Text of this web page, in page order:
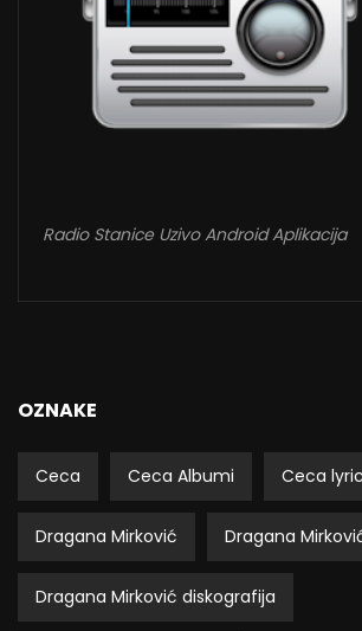
Radio Stanice Uzivo Android Aplikacija
OZNAKE
Ceca Ceca Albumi Ceca
Dragana Mirković Dragana
Dragana Mirković diskografija